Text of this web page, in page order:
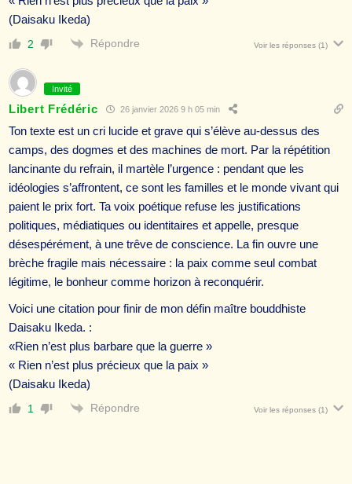
(Daisaku Ikeda)
2 Répondre Voir les réponses (1)
Invité
Libert Frédéric 26 janvier 2026 9 h 05 min
Ton texte est un cri lucide et grave qui s’élève au-dessus des
camps, des dogmes et des machines de mort. Par la répétition
lancinante du refrain, il martèle l’urgence : pendant que les
idéologies s’affrontent, ce sont les familles et le monde vivant qui
paient le prix fort. Ta voix poétique refuse les justifications
politiques, médiatiques ou identitaires et appelle, presque
désespérément, à une trêve de conscience. La fin ouvre une
brèche fragile mais nécessaire : la paix comme seul combat
légitime, le bonheur comme horizon à reconquérir.
Voici une citation pour finir de mon défin maître bouddhiste
Daisaku Ikeda. :
«Rien n’est plus barbare que la guerre »
« Rien n’est plus précieux que la paix »
(Daisaku Ikeda)
1 Répondre Voir les réponses (1)